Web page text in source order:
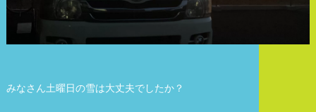
みなさん土曜日の雪は大丈夫でしたか？